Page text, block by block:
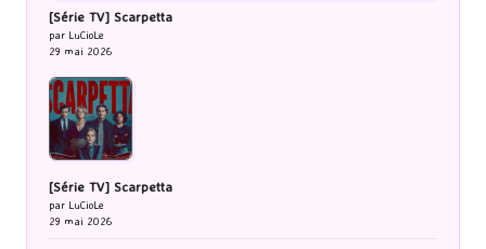
[Série TV] Scarpetta
par LuCioLe
29 mai 2026
[Série TV] Scarpetta
par LuCioLe
29 mai 2026